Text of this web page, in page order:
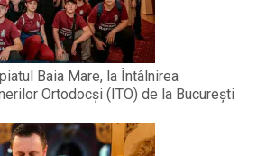
Baia Mare, la Întâlnirea
Ortodocși (ITO) de la București